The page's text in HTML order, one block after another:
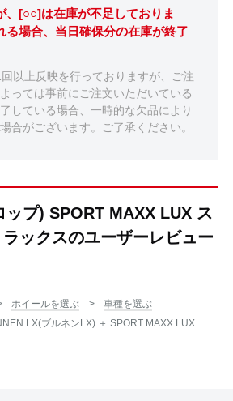
、[○○]は在庫が不足しておりま
る場合、当日確保分の在庫が終了
以上反映を行っておりますが、ご注
っては事前にご注文いただいている
している場合、一時的な欠品により
合がございます。ご了承ください。
ップ) SPORT MAXX LUX ス
ックスのユーザーレビュー
ホイールを選ぶ
車種を選ぶ
LX(ブルネンLX) ＋ SPORT MAXX LUX